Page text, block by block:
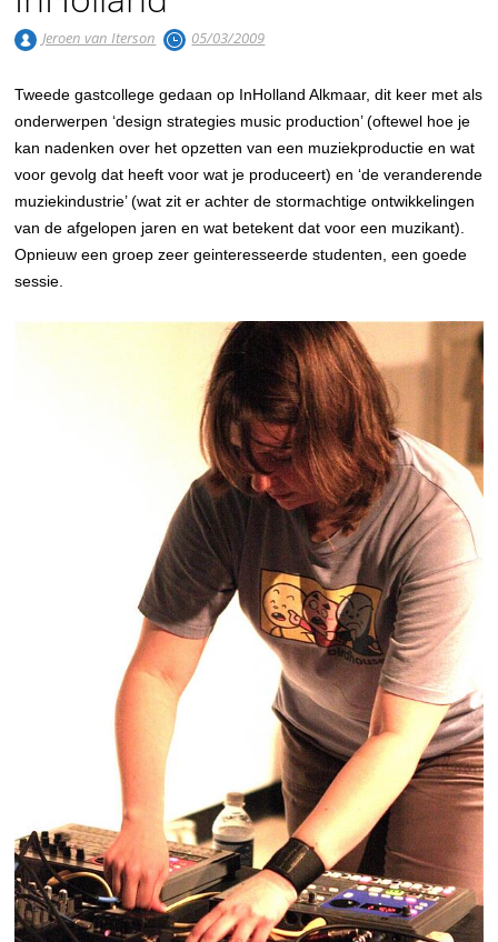
Jeroen van Iterson 05/03/2009
Tweede gastcollege gedaan op InHolland Alkmaar, dit keer met als
onderwerpen ‘design strategies music production’ (oftewel hoe je
kan nadenken over het opzetten van een muziekproductie en wat
voor gevolg dat heeft voor wat je produceert) en ‘de veranderende
muziekindustrie’ (wat zit er achter de stormachtige ontwikkelingen
van de afgelopen jaren en wat betekent dat voor een muzikant).
Opnieuw een groep zeer geinteresseerde studenten, een goede
sessie.